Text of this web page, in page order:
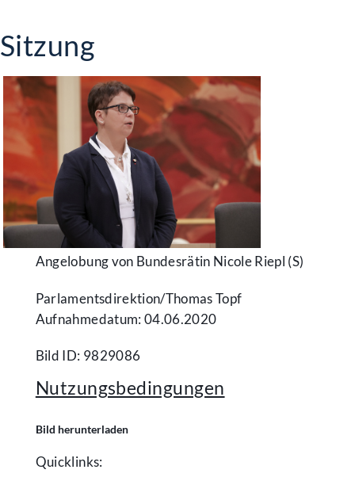
Sitzung
Angelobung von Bundesrätin Nicole Riepl (S)
Parlamentsdirektion/​Thomas Topf
Aufnahmedatum: 04.06.2020
Bild ID: 9829086
Nutzungsbedingungen
Bild herunterladen
Quicklinks: